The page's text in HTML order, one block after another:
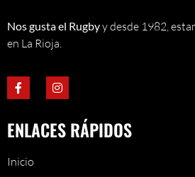
Nos gusta el Rugbyy desde 1982,
en La Rioja.
ENLACES RÁPIDOS
Inicio